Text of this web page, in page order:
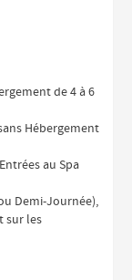
de 4 à 6
Hébergement
au Spa
Demi-Journée),
sur les